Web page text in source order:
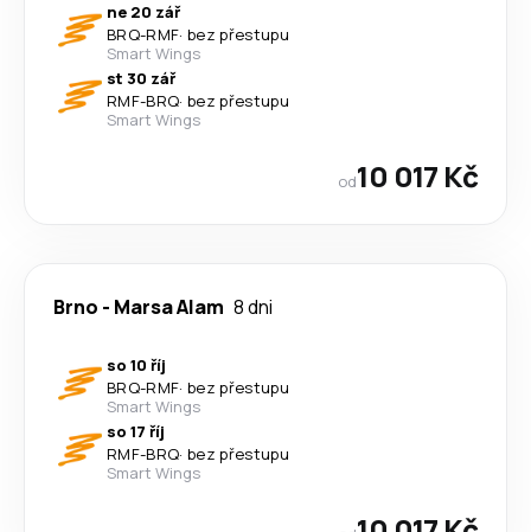
ne 20 zář
BRQ-RMF· bez přestupu
Smart Wings
st 30 zář
RMF-BRQ· bez přestupu
Smart Wings
od10 017 Kč
Brno - Marsa Alam 8 dni
so 10 říj
BRQ-RMF· bez přestupu
Smart Wings
so 17 říj
RMF-BRQ· bez přestupu
Smart Wings